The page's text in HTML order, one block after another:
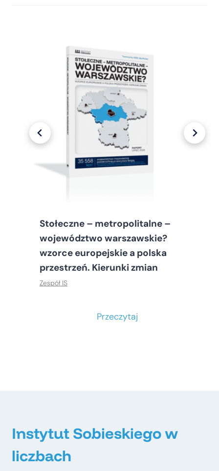
Stołeczne – metropolitalne –
województwo warszawskie?
wzorce europejskie a polska
przestrzeń. Kierunki zmian
Zespół IS
Przeczytaj
–
Instytut Sobieskiego w
liczbach